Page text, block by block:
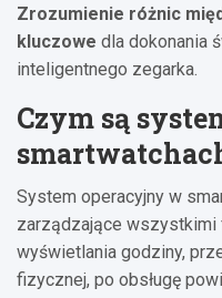
Zrozumienie różnic
kluczowe dla dokonania
inteligentnego zegarka.
Czym są
System operacyjny w
zarządzające wszystkimi
wyświetlania godziny,
fizycznej, po obsługę